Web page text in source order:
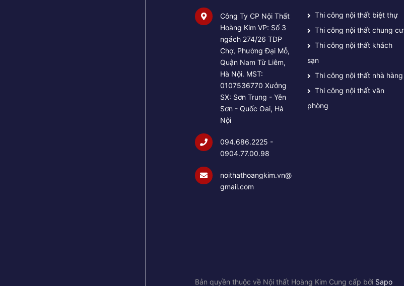
Công Ty CP Nội Thất
Hoàng Kim VP: Số 3
ngách 274/26 TDP
Chợ, Phường Đại Mỗ,
Quận Nam Từ Liêm,
Hà Nội. MST:
0107536770 Xưởng
SX: Sơn Trung - Yên
Sơn - Quốc Oai, Hà
Nội
094.686.2225 -
0904.77.00.98
noithathoangkim.vn@
gmail.com
Thi công nội thất biệt thự
Thi công nội thất chung cư
Thi công nội thất khách
sạn
Thi công nội thất nhà hàng
Thi công nội thất văn
phòng
Bản quyền thuộc về Nội thất Hoàng Kim Cung cấp bởi Sapo